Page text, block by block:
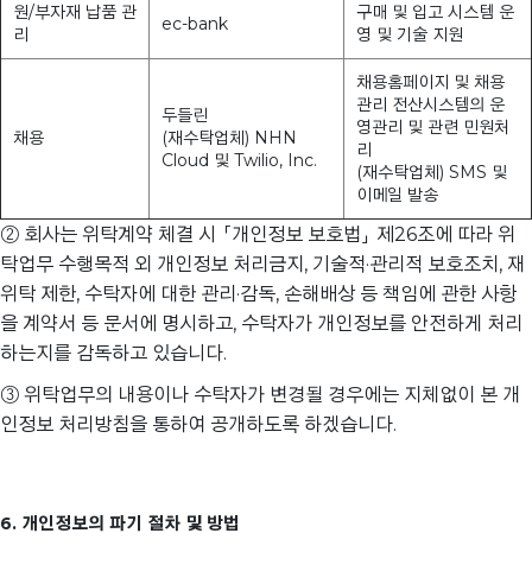
원/부자재 납품 관
리
ec-bank
구매 및 입고 시스템 운
영 및 기술 지원
채용
두들린
(재수탁업체) NHN
Cloud 및 Twilio, Inc.
채용홈페이지 및 채용
관리 전산시스템의 운
영관리 및 관련 민원처
리
(재수탁업체) SMS 및
이메일 발송
② 회사는 위탁계약 체결 시 「개인정보 보호법」 제26조에 따라 위
탁업무 수행목적 외 개인정보 처리금지, 기술적·관리적 보호조치, 재
위탁 제한, 수탁자에 대한 관리·감독, 손해배상 등 책임에 관한 사항
을 계약서 등 문서에 명시하고, 수탁자가 개인정보를 안전하게 처리
하는지를 감독하고 있습니다.
③ 위탁업무의 내용이나 수탁자가 변경될 경우에는 지체없이 본 개
인정보 처리방침을 통하여 공개하도록 하겠습니다.
6. 개인정보의 파기 절차 및 방법